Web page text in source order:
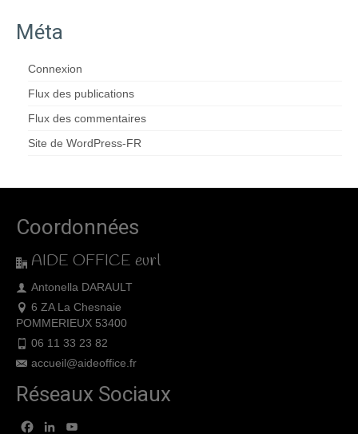
Méta
Connexion
Flux des publications
Flux des commentaires
Site de WordPress-FR
Coordonnées
AIDE OFFICE eurl
Antonella DARAULT
6 ZA La Chesnaie
POMMERIEUX 53400
06 11 33 23 82
accueil@aideoffice.fr
Réseaux Sociaux
Facebook
LinkedIn